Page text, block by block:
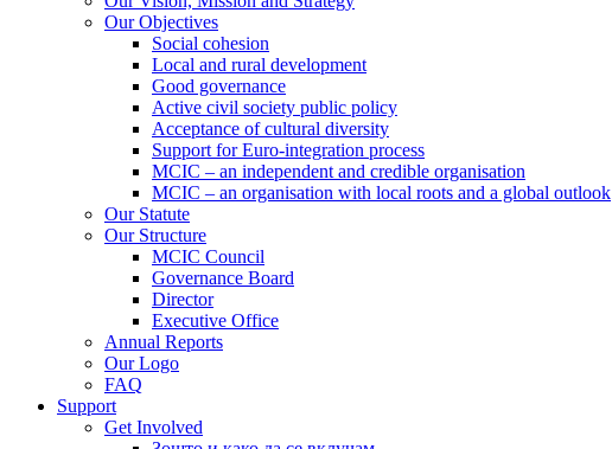
Our Objectives
Social cohesion
Local and rural development
Good governance
Active civil society public policy
Acceptance of cultural diversity
Support for Euro-integration process
MCIC – an independent and credible organisation
MCIC – an organisation with local roots and a global outlook
Our Statute
Our Structure
MCIC Council
Governance Board
Director
Executive Office
Annual Reports
Our Logo
FAQ
Support
Get Involved